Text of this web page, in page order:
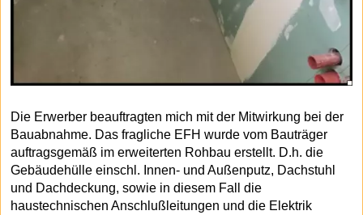
Die Erwerber beauftragten mich mit der Mitwirkung bei der
Bauabnahme. Das fragliche EFH wurde vom Bauträger
auftragsgemäß im erweiterten Rohbau erstellt. D.h. die
Gebäudehülle einschl. Innen- und Außenputz, Dachstuhl
und Dachdeckung, sowie in diesem Fall die
haustechnischen Anschlußleitungen und die Elektrik